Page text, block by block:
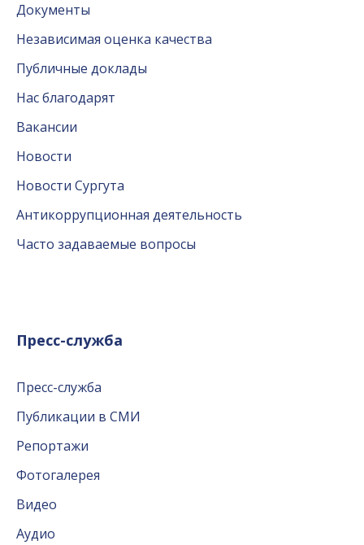
Документы
Независимая оценка качества
Публичные доклады
Нас благодарят
Вакансии
Новости
Новости Сургута
Антикоррупционная деятельность
Часто задаваемые вопросы
Пресс-служба
Пресс-служба
Публикации в СМИ
Репортажи
Фотогалерея
Видео
Аудио